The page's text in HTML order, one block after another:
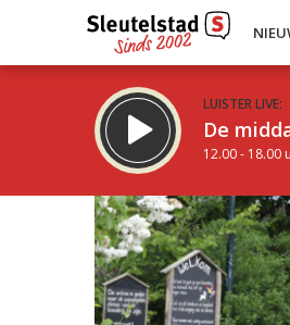
LUISTER LIVE:
De
12.00 - 18.00
Inklappen